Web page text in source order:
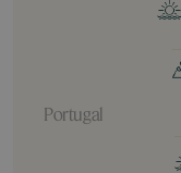
Portugal